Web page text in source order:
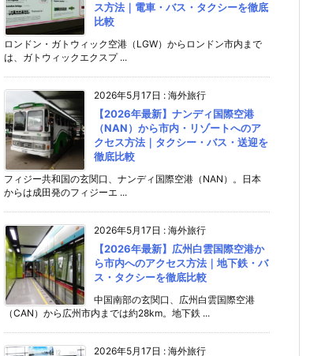
ス方法｜電車・バス・タクシーを徹底
比較
ロンドン・ガトウィック空港（LGW）からロンドン市内まで
は、ガトウィックエクスプ ...
2026年5月17日 : 海外旅行
【2026年最新】ナンディ国際空港
（NAN）から市内・リゾートへのア
クセス方法｜タクシー・バス・送迎を
徹底比較
フィジー共和国の玄関口、ナンディ国際空港（NAN）。日本
からは成田発のフィジーエ ...
2026年5月17日 : 海外旅行
【2026年最新】広州白雲国際空港か
ら市内へのアクセス方法｜地下鉄・バ
ス・タクシーを徹底比較
中国南部の玄関口、広州白雲国際空港
（CAN）から広州市内までは約28km。地下鉄 ...
2026年5月17日 : 海外旅行